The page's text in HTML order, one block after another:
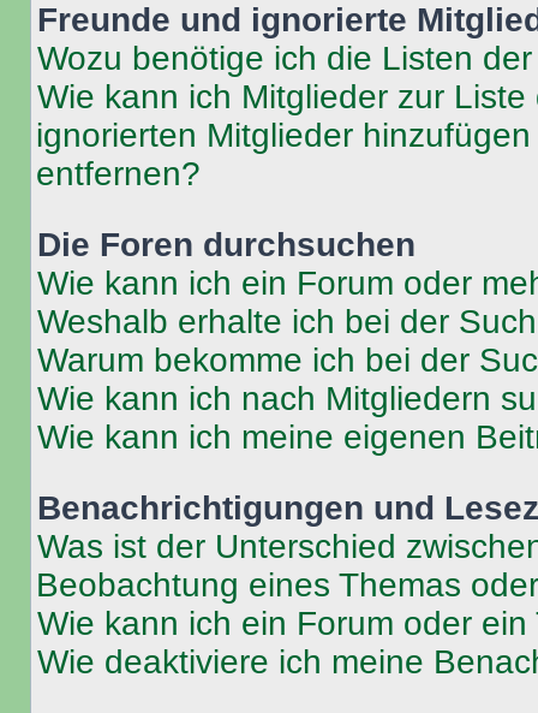
Freunde und ignorierte
Wozu benötige ich die Listen
Wie kann ich Mitglieder zur
ignorierten Mitglieder
entfernen?
Die Foren durchsuchen
Wie kann ich ein Forum oder
Weshalb erhalte ich bei der
Warum bekomme ich bei der
Wie kann ich nach Mitgliedern
Wie kann ich meine eigenen
Benachrichtigungen und
Was ist der Unterschied
Beobachtung eines Themas
Wie kann ich ein Forum oder
Wie deaktiviere ich meine